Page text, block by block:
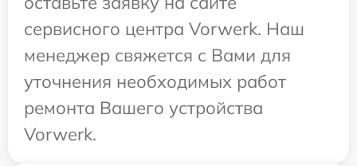
сервисного центра Vorwerk. Наш
менеджер свяжется с Вами для
уточнения необходимых работ
ремонта Вашего устройства
Vorwerk.